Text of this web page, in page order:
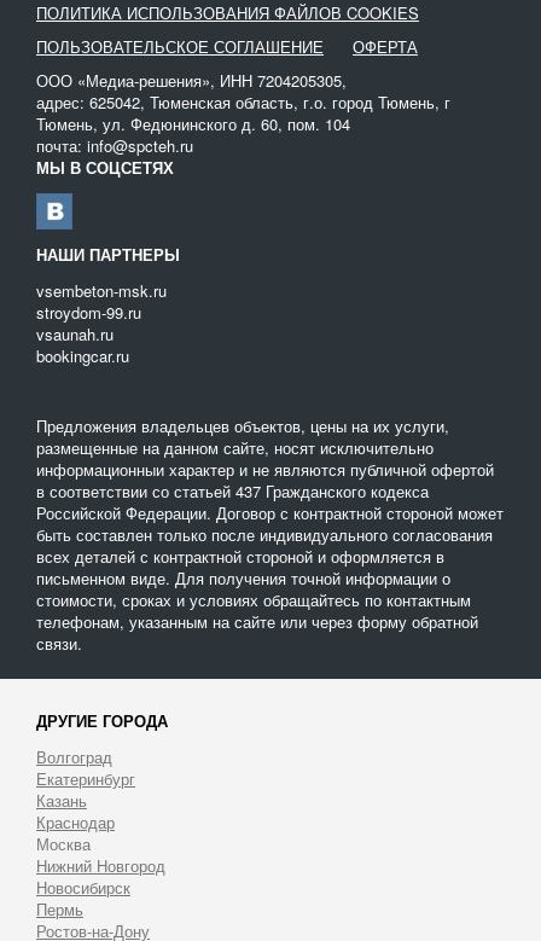
ПОЛИТИКА ИСПОЛЬЗОВАНИЯ ФАЙЛОВ COOKIES
ПОЛЬЗОВАТЕЛЬСКОЕ СОГЛАШЕНИЕ
ОФЕРТА
ООО «Медиа-решения», ИНН 7204205305,
адрес: 625042, Тюменская область, г.о. город Тюмень, г
Тюмень, ул. Федюнинского д. 60, пом. 104
почта: info@spcteh.ru
МЫ В СОЦСЕТЯХ
НАШИ ПАРТНЕРЫ
vsembeton-msk.ru
stroydom-99.ru
vsaunah.ru
bookingcar.ru
Предложения владельцев объектов, цены на их услуги,
размещенные на данном сайте, носят исключительно
информационныи характер и не являются публичной офертой
в соответствии со статьей 437 Гражданского кодекса
Российской Федерации. Договор с контрактной стороной может
быть составлен только после индивидуального согласования
всех деталей с контрактной стороной и оформляется в
письменном виде. Для получения точной информации о
стоимости, сроках и условиях обращайтесь по контактным
телефонам, указанным на сайте или через форму обратной
связи.
ДРУГИЕ ГОРОДА
Волгоград
Екатеринбург
Казань
Краснодар
Москва
Нижний Новгород
Новосибирск
Пермь
Ростов-на-Дону